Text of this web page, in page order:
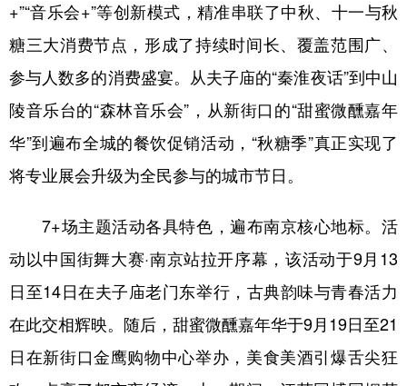
+”“音乐会+”等创新模式，精准串联了中秋、十一与秋
糖三大消费节点，形成了持续时间长、覆盖范围广、
参与人数多的消费盛宴。从夫子庙的“秦淮夜话”到中山
陵音乐台的“森林音乐会”，从新街口的“甜蜜微醺嘉年
华”到遍布全城的餐饮促销活动，“秋糖季”真正实现了
将专业展会升级为全民参与的城市节日。
7+场主题活动各具特色，遍布南京核心地标。活
动以中国街舞大赛·南京站拉开序幕，该活动于9月13
日至14日在夫子庙老门东举行，古典韵味与青春活力
在此交相辉映。随后，甜蜜微醺嘉年华于9月19日至21
日在新街口金鹰购物中心举办，美食美酒引爆舌尖狂